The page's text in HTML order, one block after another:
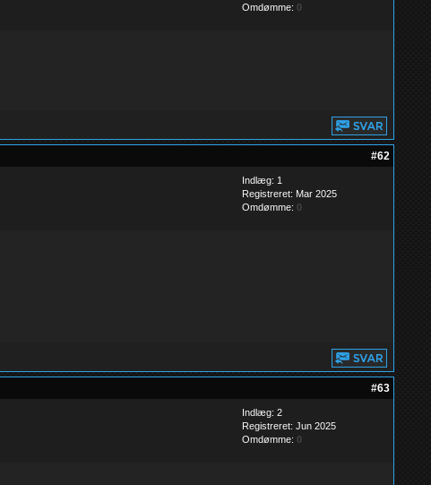
Omdømme: 0
#62
Indlæg: 1
Registreret: Mar 2025
Omdømme: 0
#63
Indlæg: 2
Registreret: Jun 2025
Omdømme: 0